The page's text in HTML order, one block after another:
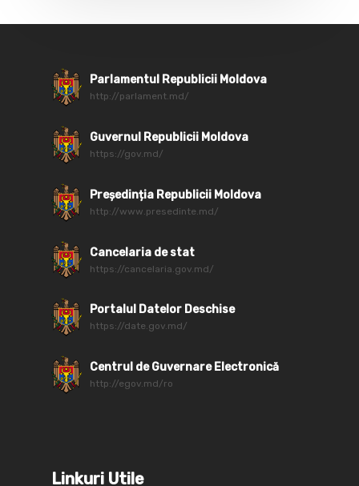
Parlamentul Republicii Moldova
http://parlament.md/
Guvernul Republicii Moldova
https://gov.md/
Președinția Republicii Moldova
http://www.presedinte.md/
Cancelaria de stat
https://cancelaria.gov.md/
Portalul Datelor Deschise
https://date.gov.md/
Centrul de Guvernare Electronică
http://egov.md/ro
Linkuri Utile